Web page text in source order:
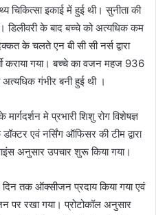
चिकित्सा इकाई में हुई थी। सुनीता की
डिलीवरी के बाद बच्चे को अत्यधिक कम
के चलते एन बी सी सी नर्स द्वारा
कराया गया। बच्चे का वजन महज 936
गंभीर बनी हुई थी ।
मे प्रभारी शिशु रोग विशेषज्ञ
एवं नर्सिंग ऑफिसर की टीम द्वारा
अनुसार उपचार शुरू किया गया।
दिन तक ऑक्सीजन प्रदाय किया गया एवं
पर रखा गया। प्रोटोकॉल अनुसार